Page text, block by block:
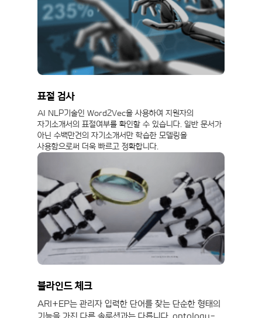
표절 검사
AI NLP기술인 Word2Vec을 사용하여 지원자의
자기소개서의 표절여부를 확인할 수 있습니다. 일반 문서가
아닌 수백만건의 자기소개서만 학습한 모델링을
사용함으로써 더욱 빠르고 정확합니다.
블라인드 체크
ARI+EP는 관리자 입력한 단어를 찾는 단순한 형태의
기능을 가진 다른 솔루션과는 다릅니다. ontology-